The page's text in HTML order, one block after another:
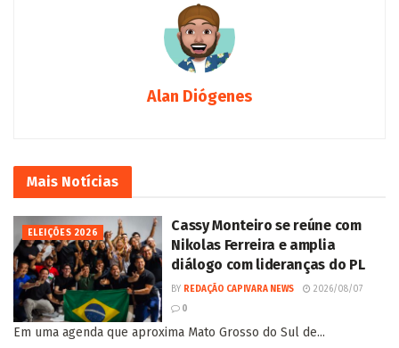
Alan Diógenes
Mais Notícias
ELEIÇÕES 2026
Cassy Monteiro se reúne com
Nikolas Ferreira e amplia
diálogo com lideranças do PL
BY REDAÇÃO CAPIVARA NEWS
2026/08/07
0
Em uma agenda que aproxima Mato Grosso do Sul de...